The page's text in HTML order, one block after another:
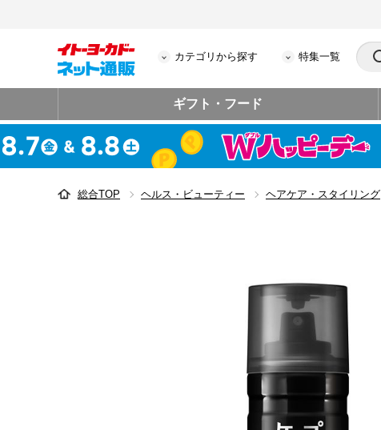
カテゴリから探す 特集一覧
ギフト・フード
総合TOP ヘルス・ビューティー ヘアケア・スタイリング